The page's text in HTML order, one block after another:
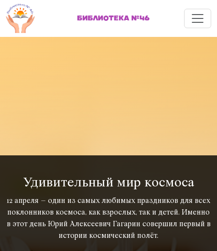
БИБЛИОТЕКА №46 Меню
Удивительный мир космоса
12 апреля – один из самых любимых праздников для всех
поклонников космоса, как взрослых, так и детей. Именно
в этот день Юрий Алексеевич Гагарин совершил первый в
истории космический полёт.